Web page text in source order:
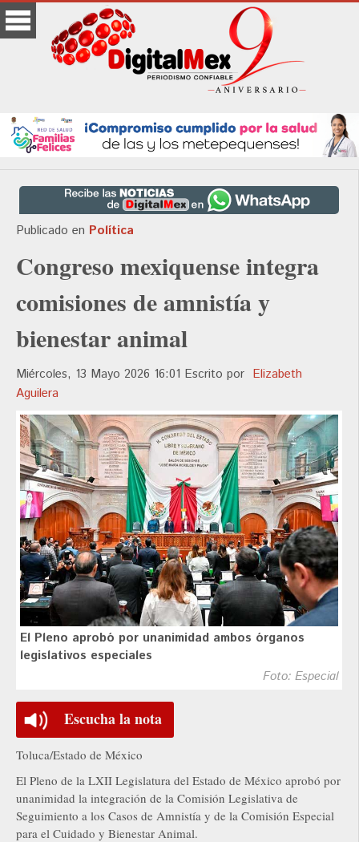
Publicado en Política
Congreso mexiquense integra
comisiones de amnistía y
bienestar animal
Miércoles, 13 Mayo 2026 16:01 Escrito por Elizabeth
Aguilera
El Pleno aprobó por unanimidad ambos órganos
legislativos especiales
Foto: Especial
Escucha la nota
Toluca/Estado de México
El Pleno de la LXII Legislatura del Estado de México aprobó por
unanimidad la integración de la Comisión Legislativa de
Seguimiento a los Casos de Amnistía y de la Comisión Especial
para el Cuidado y Bienestar Animal.